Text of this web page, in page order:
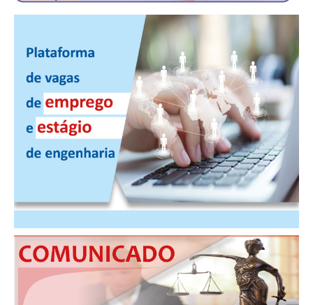
PUBLICIDADE
MANUAL DE REDAÇÃO
RELEASES
CONTATO
CADASTRO
NÚCLEO JOVEM